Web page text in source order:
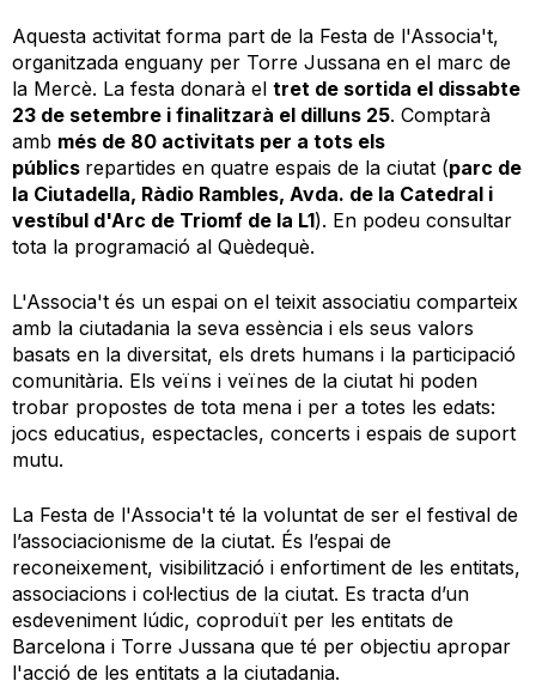
Aquesta activitat forma part de la Festa de l'Associa't,
organitzada enguany per Torre Jussana en el marc de
la Mercè. La festa donarà el tret de sortida el dissabte
23 de setembre i finalitzarà el dilluns 25. Comptarà
amb més de 80 activitats per a tots els
públics repartides en quatre espais de la ciutat (parc de
la Ciutadella, Ràdio Rambles, Avda. de la Catedral i
vestíbul d'Arc de Triomf de la L1). En podeu consultar
tota la programació al Quèdequè.
L'Associa't és un espai on el teixit associatiu comparteix
amb la ciutadania la seva essència i els seus valors
basats en la diversitat, els drets humans i la participació
comunitària. Els veïns i veïnes de la ciutat hi poden
trobar propostes de tota mena i per a totes les edats:
jocs educatius, espectacles, concerts i espais de suport
mutu.
La Festa de l'Associa't té la voluntat de ser el festival de
l’associacionisme de la ciutat. És l’espai de
reconeixement, visibilització i enfortiment de les entitats,
associacions i col·lectius de la ciutat. Es tracta d’un
esdeveniment lúdic, coproduït per les entitats de
Barcelona i Torre Jussana que té per objectiu apropar
l'acció de les entitats a la ciutadania.